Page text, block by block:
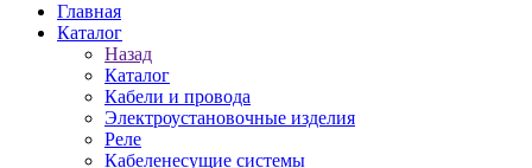
Главная
Каталог
Назад
Каталог
Кабели и провода
Электроустановочные изделия
Реле
Кабеленесущие системы